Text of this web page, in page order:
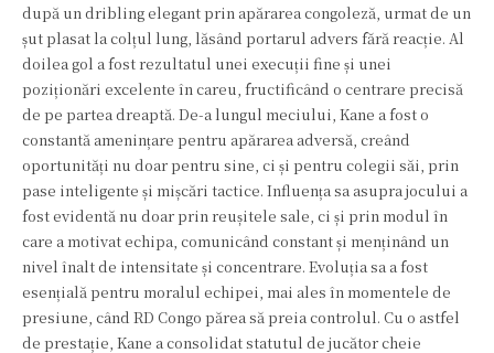
după un dribling elegant prin apărarea congoleză, urmat de un
șut plasat la colțul lung, lăsând portarul advers fără reacție. Al
doilea gol a fost rezultatul unei execuții fine și unei
poziționări excelente în careu, fructificând o centrare precisă
de pe partea dreaptă. De-a lungul meciului, Kane a fost o
constantă amenințare pentru apărarea adversă, creând
oportunități nu doar pentru sine, ci și pentru colegii săi, prin
pase inteligente și mișcări tactice. Influența sa asupra jocului a
fost evidentă nu doar prin reușitele sale, ci și prin modul în
care a motivat echipa, comunicând constant și menținând un
nivel înalt de intensitate și concentrare. Evoluția sa a fost
esențială pentru moralul echipei, mai ales în momentele de
presiune, când RD Congo părea să preia controlul. Cu o astfel
de prestație, Kane a consolidat statutul de jucător cheie